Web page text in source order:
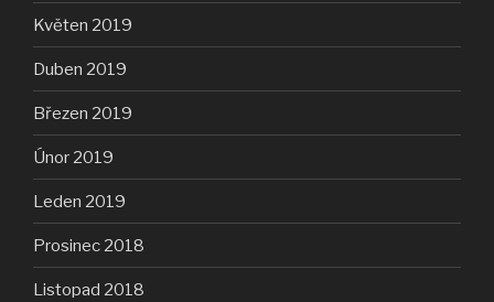
Květen 2019
Duben 2019
Březen 2019
Únor 2019
Leden 2019
Prosinec 2018
Listopad 2018